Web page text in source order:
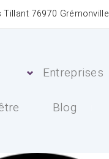
76970 Grémonville
Entreprises
Blog